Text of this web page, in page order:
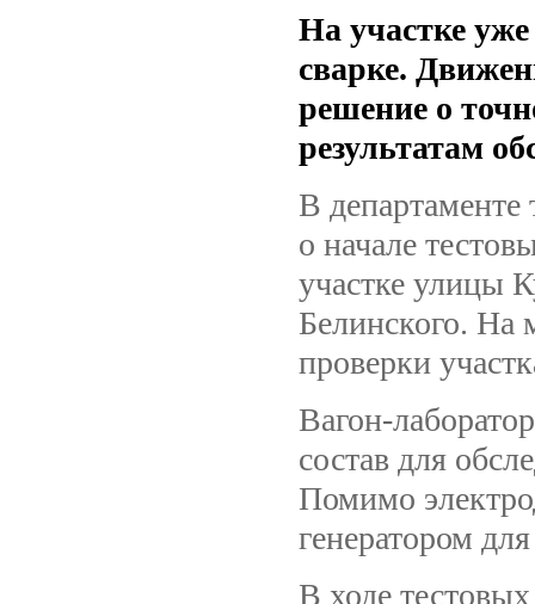
На участке
сварке.
решение о
результатам
В
о начале
участке улицы
Белинского. На
проверки
Вагон-
состав для
Помимо
генератором
В ходе